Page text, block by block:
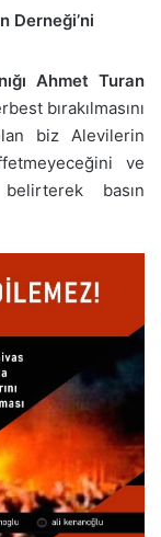
Derneği’ni
Ahmet Turan
bırakılmasını
biz Alevilerin
ve
basın